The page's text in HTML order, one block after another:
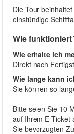
Die Tour
einstündige
Wie
Wie erhalte ich
Direkt nach
Wie lange kann
Sie können so
Bitte seien Sie 10
auf Ihrem E-Ticket
Sie bevorzugten